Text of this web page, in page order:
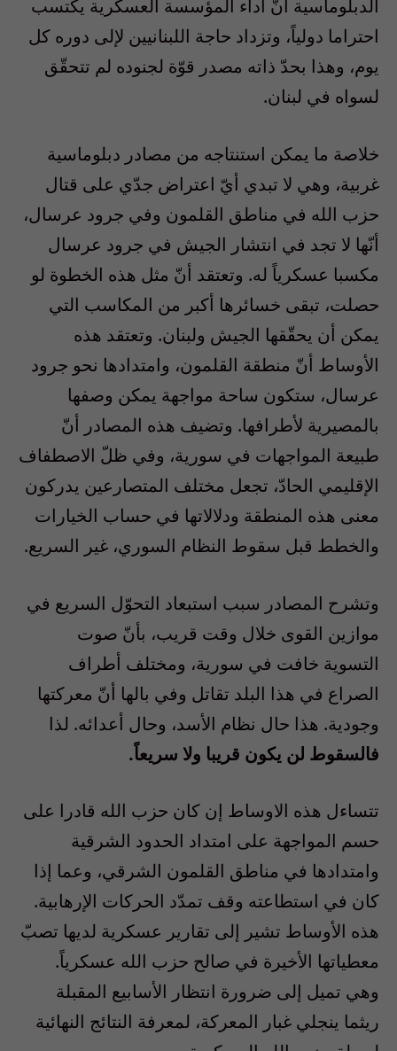
الدبلوماسية أنّ أداء المؤسسة العسكرية يكتسب
احتراما دولياً، وتزداد حاجة اللبنانيين لإلى دوره كل
يوم، وهذا بحدّ ذاته مصدر قوّة لجنوده لم تتحقّق
لسواه في لبنان.
خلاصة ما يمكن استنتاجه من مصادر دبلوماسية
غربية، وهي لا تبدي أيّ اعتراض جدّي على قتال
حزب الله في مناطق القلمون وفي جرود عرسال،
أنّها لا تجد في انتشار الجيش في جرود عرسال
مكسبا عسكرياً له. وتعتقد أنّ مثل هذه الخطوة لو
حصلت، تبقى خسائرها أكبر من المكاسب التي
يمكن أن يحقّقها الجيش ولبنان. وتعتقد هذه
الأوساط أنّ منطقة القلمون، وامتدادها نحو جرود
عرسال، ستكون ساحة مواجهة يمكن وصفها
بالمصيرية لأطرافها. وتضيف هذه المصادر أنّ
طبيعة المواجهات في سورية، وفي ظلّ الاصطفاف
الإقليمي الحادّ، تجعل مختلف المتصارعين يدركون
معنى هذه المنطقة ودلالاتها في حساب الخيارات
والخطط قبل سقوط النظام السوري، غير السريع.
وتشرح المصادر سبب استبعاد التحوّل السريع في
موازين القوى خلال وقت قريب، بأنّ صوت
التسوية خافت في سورية، ومختلف أطراف
الصراع في هذا البلد تقاتل وفي بالها أنّ معركتها
وجودية. هذا حال نظام الأسد، وحال أعدائه. لذا
فالسقوط لن يكون قريبا ولا سريعاً.
تتساءل هذه الاوساط إن كان حزب الله قادرا على
حسم المواجهة على امتداد الحدود الشرقية
وامتدادها في مناطق القلمون الشرقي، وعما إذا
كان في استطاعته وقف تمدّد الحركات الإرهابية.
هذه الأوساط تشير إلى تقارير عسكرية لديها تصبّ
معطياتها الأخيرة في صالح حزب الله عسكرياً.
وهي تميل إلى ضرورة انتظار الأسابيع المقبلة
ريثما ينجلي غبار المعركة، لمعرفة النتائج النهائية